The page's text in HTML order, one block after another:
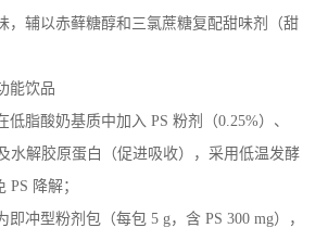
，辅以赤藓糖醇和三氯蔗糖复配甜味剂（甜
能饮品
低脂酸奶基质中加入 PS 粉剂（0.25%）、
水解胶原蛋白（促进吸收），采用低温发酵
PS 降解；
即冲型粉剂包（每包 5 g，含 PS 300 mg），